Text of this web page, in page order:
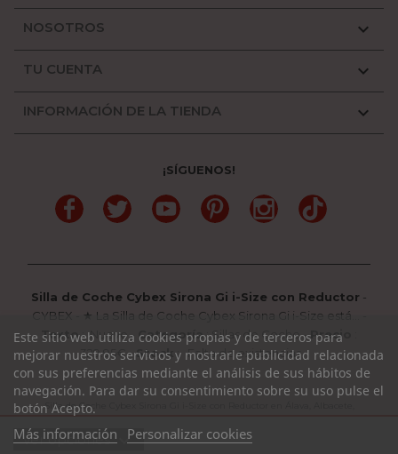
Ver opcionesexpand_more
NOSOTROS 
TU CUENTA 
INFORMACIÓN DE LA TIENDA 
¡SÍGUENOS!
FacebookTwitter YouTube PinterestInstagramTikTok
Silla de Coche Cybex Sirona Gi i-Size con Reductor -
CYBEX
★ La Silla de Coche Cybex Sirona Gi i-Size está...
Texto:Nuevo- Categoría:Sillas de Coche-Precio
329.95 € -Stock : Falta de existencias
Este sitio web utiliza cookies propias y de terceros para
mejorar nuestros servicios y mostrarle publicidad relacionada
con sus preferencias mediante el análisis de sus hábitos de
navegación. Para dar su consentimiento sobre su uso pulse el
botón Acepto.
Más información Personalizar cookies
Silla de Coche Cybex Sirona Gi i-Size con Reductor en Álava, Albacete,
Cantabria, Castellón, Ciudad Real, Córdoba, La Coruña, La Rioja, Cuenca,